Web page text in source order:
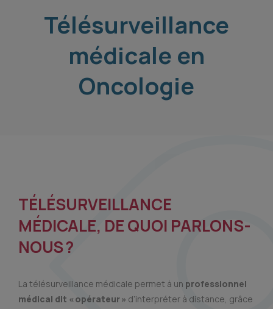
Télésurveillance
médicale en
Oncologie
TÉLÉSURVEILLANCE
MÉDICALE, DE QUOI PARLONS-
NOUS ?
La télésurveillance médicale permet à un professionnel
médical dit « opérateur » d’interpréter à distance, grâce